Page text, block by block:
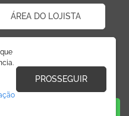
PROSSEGUIR
ÁREA DO LOJISTA